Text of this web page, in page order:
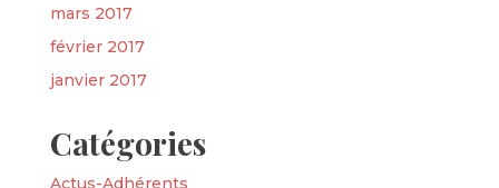
mars 2017
février 2017
janvier 2017
Catégories
Actus-Adhérents